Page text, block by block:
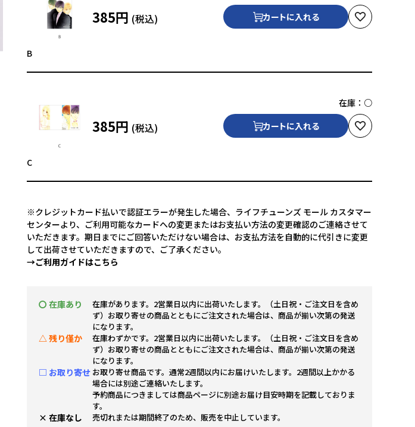
B
385円 カートに入れる
C
在庫： ○
385円 カートに入れる
※クレジットカード払いで認証エラーが発生した場合、ライフチューンズ モール カスタマー
センターより、ご利用可能なカードへの変更またはお支払い方法の変更確認のご連絡させて
いただきます。期日までにご回答いただけない場合は、お支払方法を自動的に代引きに変更
して出荷させていただきますので、ご了承ください。
→ご利用ガイドはこちら
〇 在庫あり
在庫があります。2営業日以内に出荷いたします。（土日祝・ご注文日を含め
ず）お取り寄せの商品とともにご注文された場合は、商品が揃い次第の発送
になります。
△ 残り僅か
在庫わずかです。2営業日以内に出荷いたします。（土日祝・ご注文日を含め
ず）お取り寄せの商品とともにご注文された場合は、商品が揃い次第の発送
になります。
□ お取り寄せ お取り寄せ商品です。通常2週間以内にお届けいたします。2週間以上かかる
場合には別途ご連絡いたします。
予約商品につきましては商品ページに別途お届け目安時期を記載しておりま
す。
× 在庫なし 売切れまたは期間終了のため、販売を中止しています。